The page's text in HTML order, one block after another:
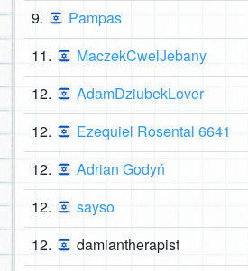
9. Pampas
11. MaczekCwelJebany
12. AdamDziubekLover
12. Ezequiel Rosental 6641
12. Adrian Godyń
12. sayso
12. damiantherapist